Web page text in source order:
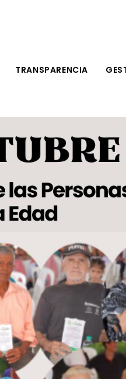
TRANSPARENCIA